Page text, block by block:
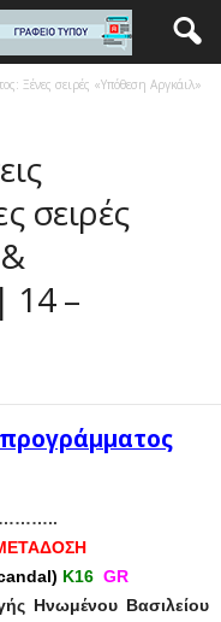
Ξένες σειρές «Υπόθεση Αργκάιλ»
σειρές
14 –
K16 GR
Hνωμένου Βασιλείου